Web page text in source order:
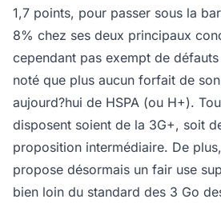
1,7 points, pour passer sous la
8% chez ses deux principaux
cependant pas exempt de
noté que plus aucun forfait de
aujourd?hui de HSPA (ou H+).
disposent soient de la 3G+, soit
proposition intermédiaire. De
propose désormais un fair use
bien loin du standard des 3 Go